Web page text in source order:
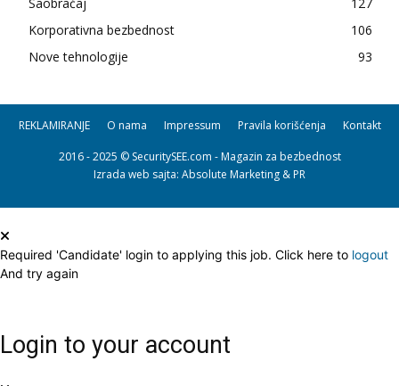
Korporativna bezbednost
106
Nove tehnologije
93
REKLAMIRANJE O nama Impressum Pravila korišćenja Kontakt
2016 - 2025 © SecuritySEE.com - Magazin za bezbednost
Izrada web sajta: Absolute Marketing & PR
Required 'Candidate' login to applying this job. Click here to logout
And try again
Login to your account